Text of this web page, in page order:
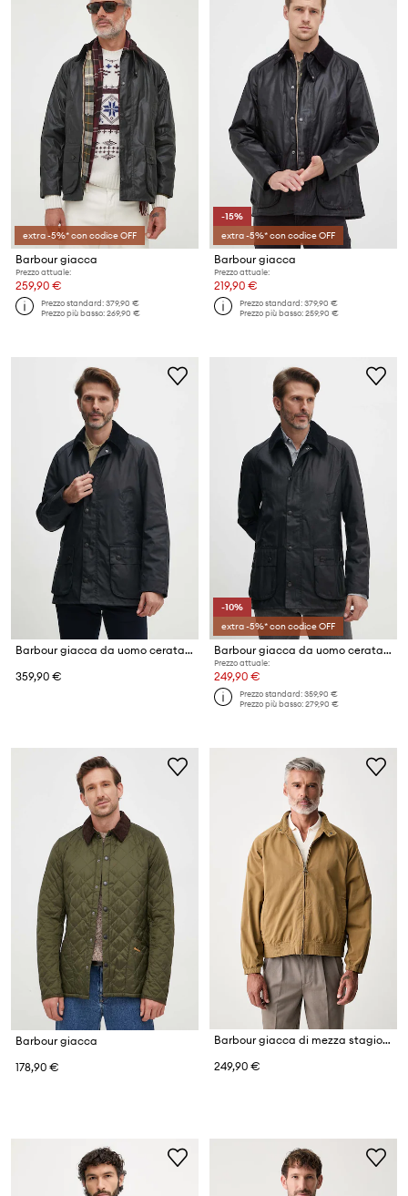
extra -5%* con codice OFF
Barbour giacca
Prezzo attuale:
259,90 €
Prezzo standard:379,90 €
Prezzo più basso:269,90 €
-15%
extra -5%* con codice OFF
Barbour giacca
Prezzo attuale:
219,90 €
Prezzo standard:379,90 €
Prezzo più basso:259,90 €
Barbour giacca da uomo cerata Ashby Wax Jacket
359,90 €
-10%
extra -5%* con codice OFF
Barbour giacca da uomo cerata Ashby Wax Jacket
Prezzo attuale:
249,90 €
Prezzo standard:359,90 €
Prezzo più basso:279,90 €
Barbour giacca
178,90 €
Barbour giacca di mezza stagione da uomo in cotone Royston
249,90 €